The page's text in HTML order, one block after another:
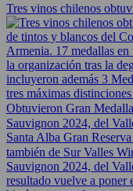
Tres vinos chilenos